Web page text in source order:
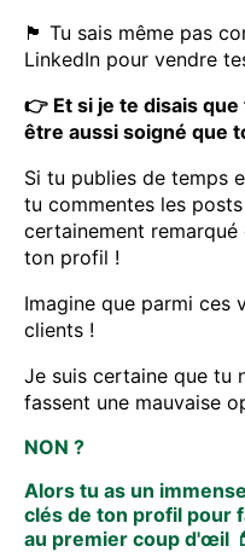
🏴 Tu sais même pas
LinkedIn pour vendre
👉 Et si je te disais
être aussi soigné que
Si tu publies de temps
tu commentes les
certainement
ton profil !
Imagine que parmi ces
clients !
Je suis certaine que tu
fassent une mauvaise
NON ?
Alors tu as un
clés de ton profil pour
au premier coup d'œil